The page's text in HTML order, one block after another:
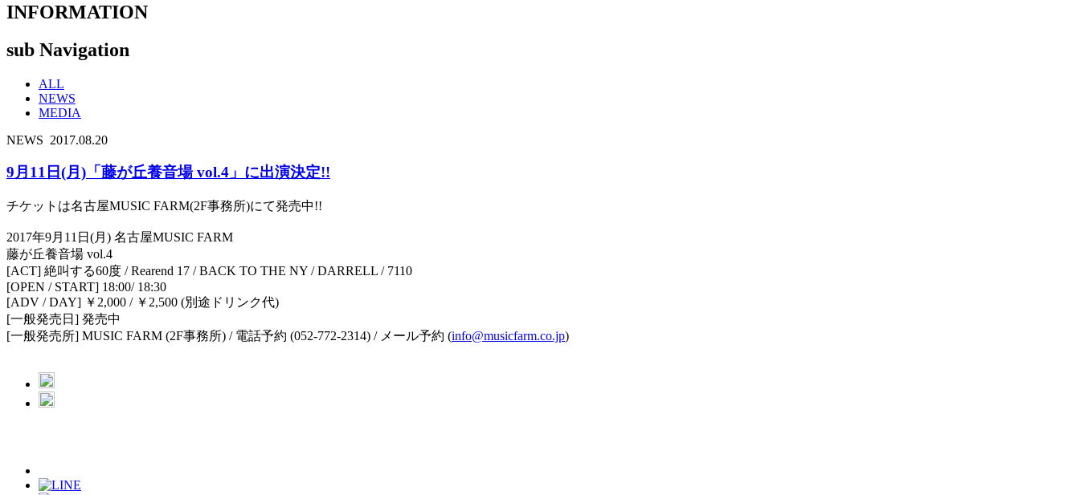
INFORMATION
sub Navigation
ALL
NEWS
MEDIA
NEWS 2017.08.20
9月11日(月)「藤が丘養音場 vol.4」に出演決定!!
チケットは名古屋MUSIC FARM(2F事務所)にて発売中!!
2017年9月11日(月) 名古屋MUSIC FARM
藤が丘養音場 vol.4
[ACT] 絶叫する60度 / Rearend 17 / BACK TO THE NY / DARRELL / 7110
[OPEN / START] 18:00/ 18:30
[ADV / DAY] ￥2,000 / ￥2,500 (別途ドリンク代)
[一般発売日] 発売中
[一般発売所] MUSIC FARM (2F事務所) / 電話予約 (052-772-2314) / メール予約 (info@musicfarm.co.jp)